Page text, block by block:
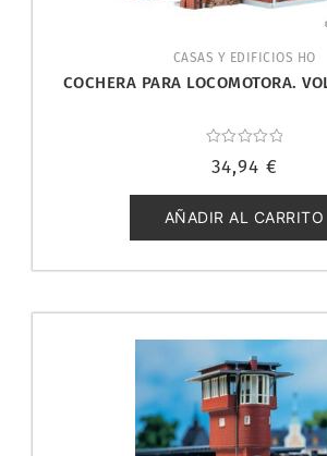
CASAS Y EDIFICIOS HO
COCHERA PARA LOCOMOTORA.
con
de
5
34,94 €
AÑADIR AL CARRITO